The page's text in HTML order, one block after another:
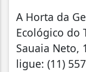
A Horta da
Ecológico do
Sauaia Neto,
ligue: (11)